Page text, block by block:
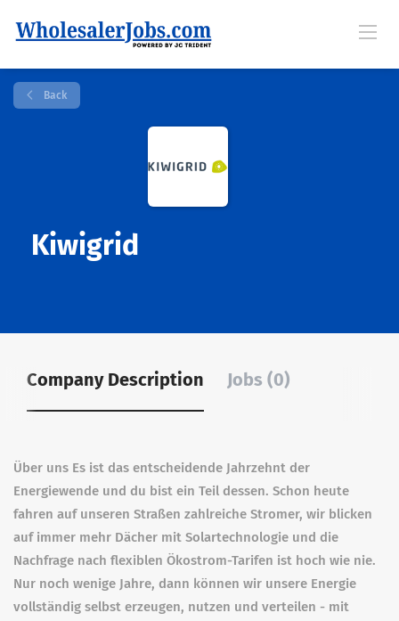
Back
Kiwigrid
Company Description Jobs (0)
Über uns Es ist das entscheidende Jahrzehnt der
Energiewende und du bist ein Teil dessen. Schon heute
fahren auf unseren Straßen zahlreiche Stromer, wir blicken
auf immer mehr Dächer mit Solartechnologie und die
Nachfrage nach flexiblen Ökostrom-Tarifen ist hoch wie nie.
Nur noch wenige Jahre, dann können wir unsere Energie
vollständig selbst erzeugen, nutzen und verteilen - mit